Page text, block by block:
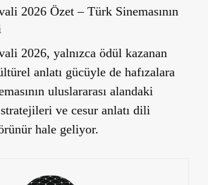
2026 Özet – Türk Sinemasının
2026, yalnızca ödül kazanan
anlatı gücüyle de hafızalara
uluslararası alandaki
ve cesur anlatı dili
hale geliyor.